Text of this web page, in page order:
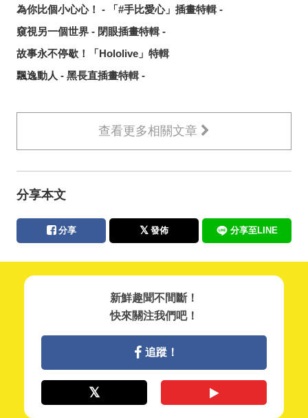
為你比個小心心！ - 「#手比愛心」插畫特輯 -
窺視另一個世界 - 閉眼插畫特輯 -
故事永不停歇！「Hololive」特輯
飄逸動人 - 黑長直插畫特輯 -
查看更多相關文章
分享本文
分享 發佈 分享至LINE
新鮮趣聞不間斷！
快來關注我們吧！
追蹤！